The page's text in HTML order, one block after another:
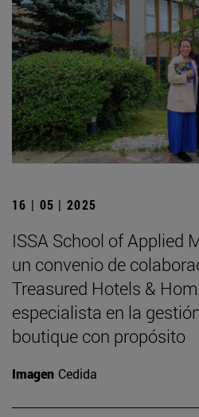
16 | 05 | 2025
ISSA School of Applied
un convenio de
Treasured Hotels &
especialista en la
boutique con propósito
Imagen Cedida